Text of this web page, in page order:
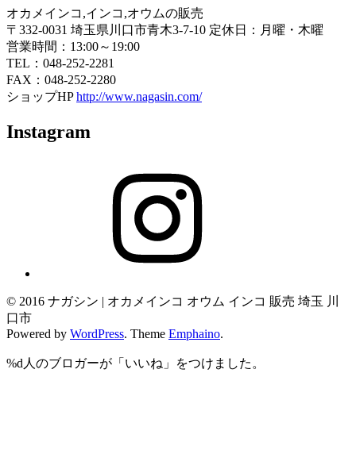
オカメインコ,インコ,オウムの販売
〒332-0031 埼玉県川口市青木3-7-10 定休日：月曜・木曜
営業時間：13:00～19:00
TEL：048-252-2281
FAX：048-252-2280
ショップHPhttp://www.nagasin.com/
Instagram
© 2016 ナガシン | オカメインコ オウム インコ 販売 埼玉 川
口市
Powered by WordPress. Theme Emphaino.
%d 人のブロガーが「いいね」をつけました。